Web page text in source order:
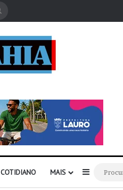
COTIDIANO MAIS Barra